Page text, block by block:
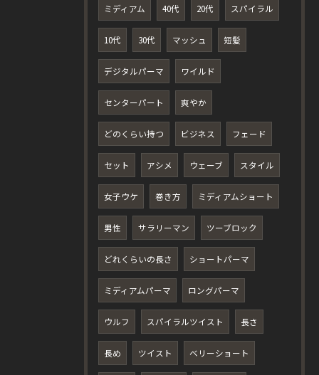
ミディアム 40代 20代 スパイラル
10代 30代 マッシュ 短髪
デジタルパーマ ワイルド
センターパート 爽やか
どのくらい持つ ビジネス フェード
セット アシメ ウェーブ スタイル
女子ウケ 巻き方 ミディアムショート
男性 サラリーマン ツーブロック
どれくらいの長さ ショートパーマ
ミディアムパーマ ロングパーマ
ウルフ スパイラルツイスト 長さ
長め ツイスト ベリーショート